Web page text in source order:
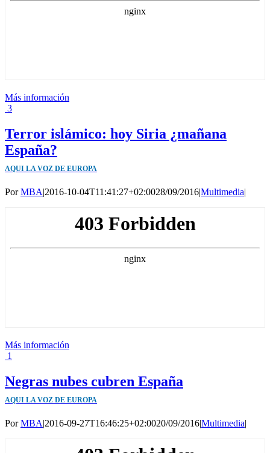
Más información
3
Terror islámico: hoy Siria ¿mañana
España?
AQUI LA VOZ DE EUROPA
PorMBA|2016-10-04T11:41:27+02:0028/09/2016|Multimedia|
Más información
1
Negras nubes cubren España
AQUI LA VOZ DE EUROPA
PorMBA|2016-09-27T16:46:25+02:0020/09/2016|Multimedia|